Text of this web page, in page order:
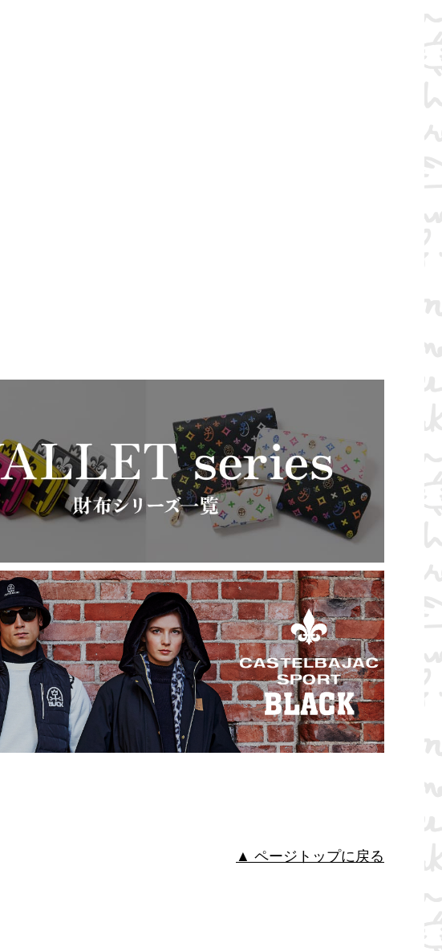
▲ ページトップに戻る